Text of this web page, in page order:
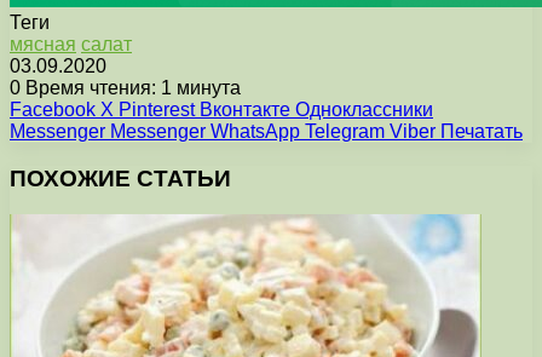
Теги
мясная салат
03.09.2020
0 Время чтения: 1 минута
Facebook X Pinterest Вконтакте Одноклассники
Messenger Messenger WhatsApp Telegram Viber Печатать
ПОХОЖИЕ СТАТЬИ